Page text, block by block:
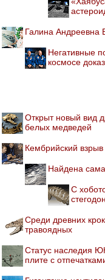
Галина Андреевна
Негативные
космосе
Открыт новый вид
белых медведей
Кембрийский
Найдена
С
Среди древних
травоядных
Статус наследия
плите с